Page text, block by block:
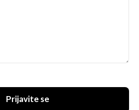
Prijavite se